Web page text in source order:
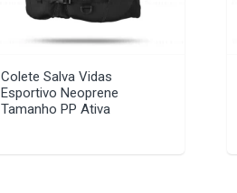
Colete Salva Vidas
Esportivo Neoprene
Tamanho PP Ativa